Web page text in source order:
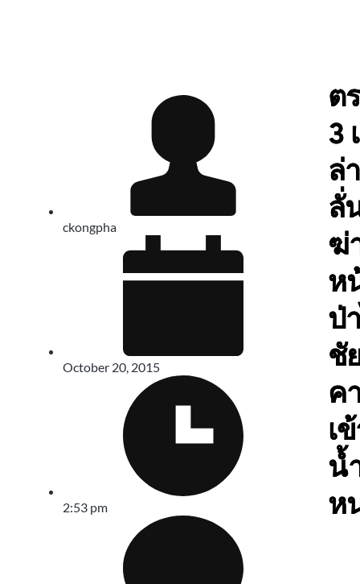
ckongpha
October 20, 2015
2:53 pm
ต
3
ล่
ลั่
ฆ่
ห
ป่
ชั
ค
เ
น้
ห